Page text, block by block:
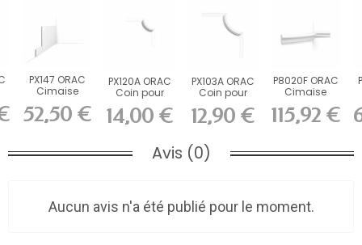
PX147 ORAC
Cimaise
Duropolymer
L200 x H0,9...
52,50 €
PX120A ORAC
Coin pour
PX120
Duropolymer...
14,00 €
PX103A ORAC
Coin pour
PX103
Duropolymer...
12,90 €
P8020F ORAC
Cimaise
flexible
Durofoam
L200...
115,92 €
Avis (0)
Aucun avis n'a été publié pour le moment.